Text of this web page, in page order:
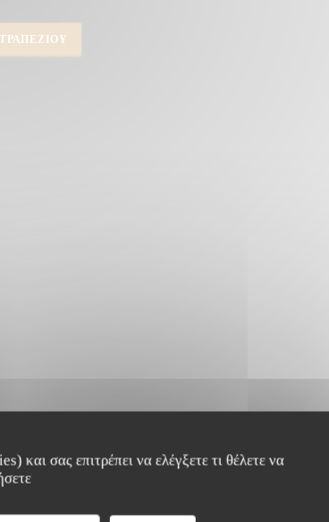
και σας επιτρέπει να ελέγξετε τι θέλετε να